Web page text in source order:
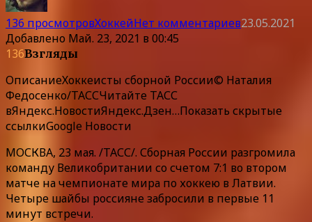
136 просмотровХоккейНет комментариев23.05.2021
Добавлено Май. 23, 2021 в 00:45
136Взгляды
ОписаниеХоккеисты сборной России© Наталия
Федосенко/ТАССЧитайте ТАСС
вЯндекс.НовостиЯндекс.Дзен…Показать скрытые
ссылкиGoogle Новости
МОСКВА, 23 мая. /ТАСС/. Сборная России разгромила
команду Великобритании со счетом 7:1 во втором
матче на чемпионате мира по хоккею в Латвии.
Четыре шайбы россияне забросили в первые 11
минут встречи.